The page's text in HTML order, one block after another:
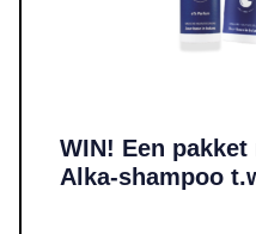
WIN! Een
Alka-shampoo